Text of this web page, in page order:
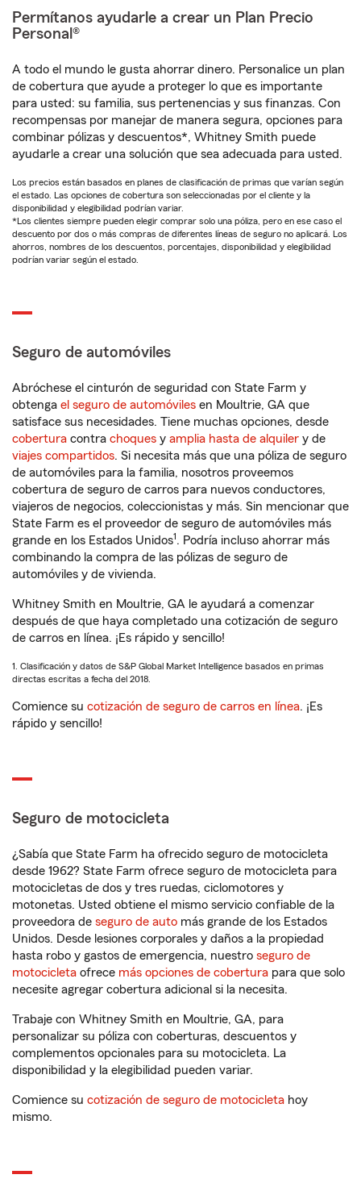
Permítanos ayudarle a crear un Plan Precio
Personal®
A todo el mundo le gusta ahorrar dinero. Personalice un plan
de cobertura que ayude a proteger lo que es importante
para usted: su familia, sus pertenencias y sus finanzas. Con
recompensas por manejar de manera segura, opciones para
combinar pólizas y descuentos*, Whitney Smith puede
ayudarle a crear una solución que sea adecuada para usted.
Los precios están basados en planes de clasificación de primas que varían según
el estado. Las opciones de cobertura son seleccionadas por el cliente y la
disponibilidad y elegibilidad podrían variar.
*Los clientes siempre pueden elegir comprar solo una póliza, pero en ese caso el
descuento por dos o más compras de diferentes líneas de seguro no aplicará. Los
ahorros, nombres de los descuentos, porcentajes, disponibilidad y elegibilidad
podrían variar según el estado.
Seguro de automóviles
Abróchese el cinturón de seguridad con State Farm y
obtenga el seguro de automóviles en Moultrie, GA que
satisface sus necesidades. Tiene muchas opciones, desde
cobertura contra choques y amplia hasta de alquiler y de
viajes compartidos. Si necesita más que una póliza de seguro
de automóviles para la familia, nosotros proveemos
cobertura de seguro de carros para nuevos conductores,
viajeros de negocios, coleccionistas y más. Sin mencionar que
State Farm es el proveedor de seguro de automóviles más
grande en los Estados Unidos1. Podría incluso ahorrar más
combinando la compra de las pólizas de seguro de
automóviles y de vivienda.
Whitney Smith en Moultrie, GA le ayudará a comenzar
después de que haya completado una cotización de seguro
de carros en línea. ¡Es rápido y sencillo!
1. Clasificación y datos de S&P Global Market Intelligence basados en primas
directas escritas a fecha del 2018.
Comience su cotización de seguro de carros en línea. ¡Es
rápido y sencillo!
Seguro de motocicleta
¿Sabía que State Farm ha ofrecido seguro de motocicleta
desde 1962? State Farm ofrece seguro de motocicleta para
motocicletas de dos y tres ruedas, ciclomotores y
motonetas. Usted obtiene el mismo servicio confiable de la
proveedora de seguro de auto más grande de los Estados
Unidos. Desde lesiones corporales y daños a la propiedad
hasta robo y gastos de emergencia, nuestro seguro de
motocicleta ofrece más opciones de cobertura para que solo
necesite agregar cobertura adicional si la necesita.
Trabaje con Whitney Smith en Moultrie, GA, para
personalizar su póliza con coberturas, descuentos y
complementos opcionales para su motocicleta. La
disponibilidad y la elegibilidad pueden variar.
Comience su cotización de seguro de motocicleta hoy
mismo.